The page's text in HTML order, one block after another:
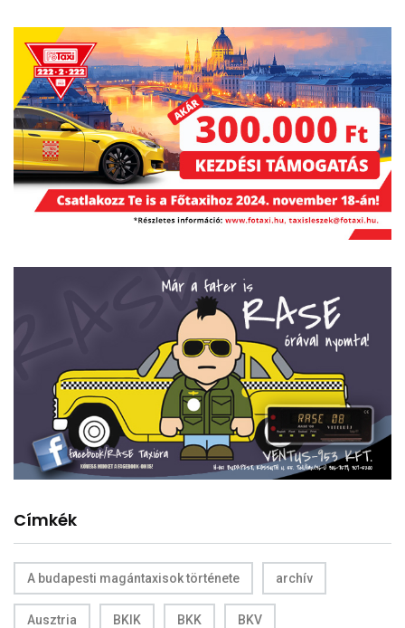
Címkék
A budapesti magántaxisok története archív
Ausztria BKIK BKK BKV